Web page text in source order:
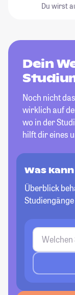
Du wirst
Dein
Noch nicht
wirklich auf
wo in der
hilft dir eines
Was
Überblick
Studiengänge